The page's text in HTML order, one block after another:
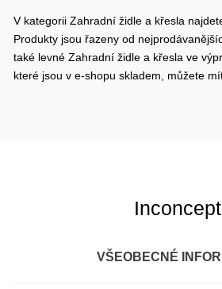
V kategorii Zahradní židle a křesla
Produkty jsou řazeny od
také levné Zahradní židle a křesla ve
které jsou v e-shopu skladem, můžete
Inconcept
VŠEOBECNÉ